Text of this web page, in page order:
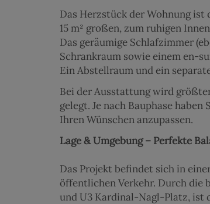
Das Herzstück der Wohnung ist
15 m² großen, zum ruhigen
Das geräumige Schlafzimmer
Schrankraum sowie einem en-
Ein Abstellraum und ein
Bei der Ausstattung wird
gelegt. Je nach Bauphase
Ihren Wünschen anzupassen.
Lage & Umgebung – Perfekte
Das Projekt befindet sich in
öffentlichen Verkehr. Durch die
und U3 Kardinal-Nagl-Platz, ist